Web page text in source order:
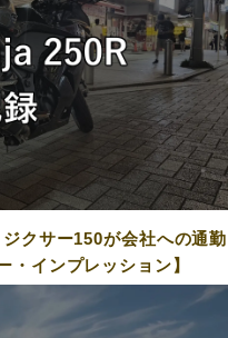
クサー150が会社への通勤
・インプレッション】